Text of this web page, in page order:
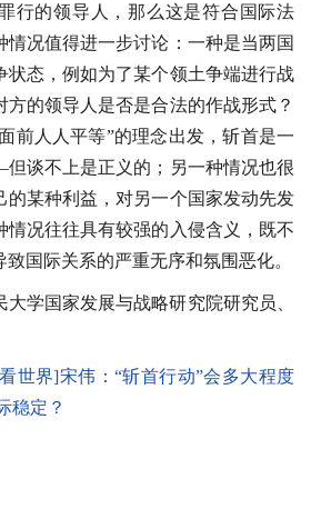
行的领导人，那么这是符合国际法
情况值得进一步讨论：一种是当两国
状态，例如为了某个领土争端进行战
的领导人是否是合法的作战形式？
前人人平等”的理念出发，斩首是一
谈不上是正义的；另一种情况也很
的某种利益，对另一个国家发动先发
情况往往具有较强的入侵含义，既不
国际关系的严重无序和氛围恶化。
大学国家发展与战略研究院研究员、
世界]宋伟：“斩首行动”会多大程度
稳定？